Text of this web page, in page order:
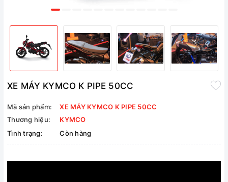
XE MÁY KYMCO K PIPE 50CC
Mã sản phẩm:
XE MÁY KYMCO K PIPE 50CC
Thương hiệu:
KYMCO
Tình trạng:
Còn hàng